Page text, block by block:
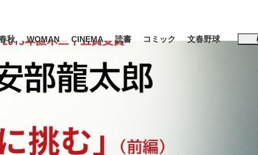
ビジネス インタビュー
秋 WOMAN CINEMA 読書 コミック 文春野球
ード入力
毅 #城彰二 #内田有紀
#松田聖子